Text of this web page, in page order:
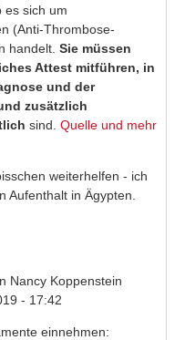
es sich um
(Anti-Thrombose-
handelt. Sie müssen
Attest mitführen, in
und der
zusätzlich
sind. Quelle und mehr
weiterhelfen - ich
Aufenthalt in Ägypten.
Nancy Koppenstein
- 17:42
einnehmen: